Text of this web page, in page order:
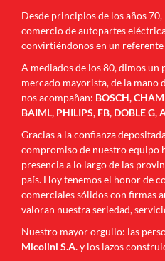
Desde principios de los años
comercio de autopartes
convirtiéndonos en un
A mediados de los 80, dimos un
mercado mayorista, de la mano
nos acompañan: BOSCH,
BAIML, PHILIPS, FB, DOBLE G,
Gracias a la confianza
compromiso de nuestro equipo
presencia a lo largo de las
país. Hoy tenemos el honor de
comerciales sólidos con firmas
valoran nuestra seriedad,
Nuestro mayor orgullo: las
Micolini S.A.y los lazos